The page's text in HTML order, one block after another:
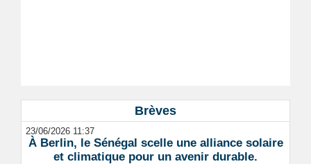
Brèves
23/06/2026 11:37
À Berlin, le Sénégal scelle une alliance solaire
et climatique pour un avenir durable.